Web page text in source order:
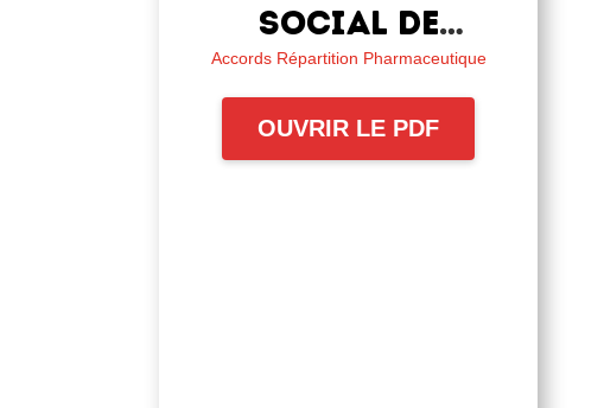
social de
branche dans la
répartition
pharmaceutique
Accords Répartition Pharmaceutique
OUVRIR LE PDF